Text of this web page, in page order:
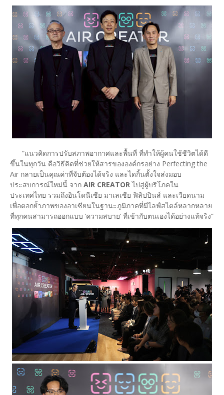
“แนวคิดการปรับสภาพอากาศและพื้นที่ ที่ทำให้ผู้คนใช้ชีวิตได้ดี
ขึ้นในทุกวัน คือวิธีคิดที่ช่วยให้สารขององค์กรอย่าง Perfecting the
Air กลายเป็นคุณค่าที่จับต้องได้จริง และไดกิ้นตั้งใจส่งมอบ
ประสบการณ์ใหม่นี้ จาก AIR CREATORไปสู่ผู้บริโภคใน
ประเทศไทย รวมถึงอินโดนีเซีย มาเลเซีย ฟิลิปปินส์ และเวียดนาม
เพื่อตอกย้ำภาพของอาเซียนในฐานะภูมิภาคที่มีไลฟ์สไตล์หลากหลาย
ที่ทุกคนสามารถออกแบบ ‘ความสบาย’ ที่เข้ากับตนเองได้อย่างแท้จริง”